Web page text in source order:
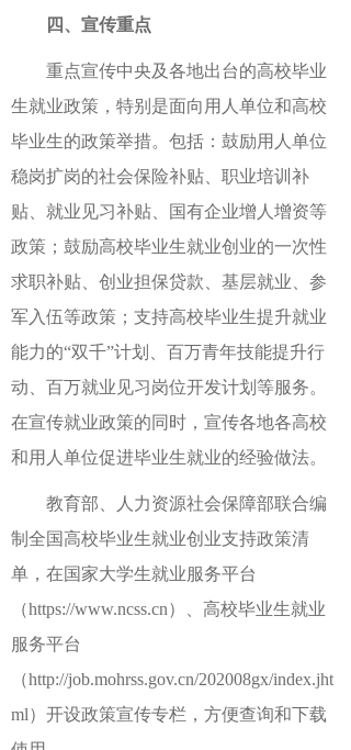
四、宣传重点
重点宣传中央及各地出台的高校毕业
生就业政策，特别是面向用人单位和高校
毕业生的政策举措。包括：鼓励用人单位
稳岗扩岗的社会保险补贴、职业培训补
贴、就业见习补贴、国有企业增人增资等
政策；鼓励高校毕业生就业创业的一次性
求职补贴、创业担保贷款、基层就业、参
军入伍等政策；支持高校毕业生提升就业
能力的“双千”计划、百万青年技能提升行
动、百万就业见习岗位开发计划等服务。
在宣传就业政策的同时，宣传各地各高校
和用人单位促进毕业生就业的经验做法。
教育部、人力资源社会保障部联合编
制全国高校毕业生就业创业支持政策清
单，在国家大学生就业服务平台
（https://www.ncss.cn）、高校毕业生就业
服务平台
（http://job.mohrss.gov.cn/202008gx/index.jht
ml）开设政策宣传专栏，方便查询和下载